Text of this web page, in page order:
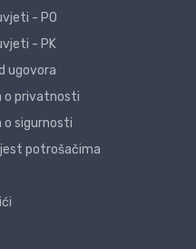
- PO
- PK
ugovora
o privatnosti
o sigurnosti
potrošačima